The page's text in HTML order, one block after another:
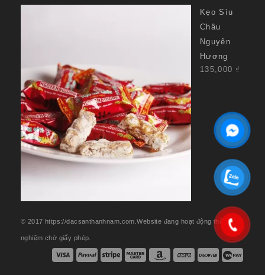
Kẹo Sìu
Châu
Nguyên
Hương
135,000 ₫
© 2017 https://dacsanthanhnam.com.Website đang hoạt động thử
nghiệm chờ giấy phép.